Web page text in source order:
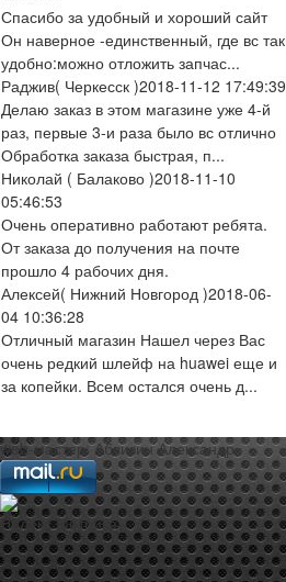
Спасибо за удобный и хороший сайт
Он наверное -единственный, где вс так
удобно:можно отложить запчас...
Раджив( Черкесск )2018-11-12 17:49:39
Делаю заказ в этом магазине уже 4-й
раз, первые 3-и раза было вс отлично
Обработка заказа быстрая, п...
Николай ( Балаково )2018-11-10
05:46:53
Очень оперативно работают ребята.
От заказа до получения на почте
прошло 4 рабочих дня.
Алексей( Нижний Новгород )2018-06-
04 10:36:28
Отличный магазин Нашел через Вас
очень редкий шлейф на huawei еще и
за копейки. Всем остался очень д...
web-мастер:Аблизин Александр